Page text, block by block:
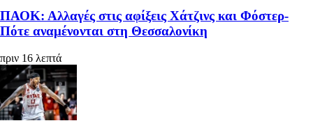
ΠΑΟΚ: Αλλαγές στις αφίξεις Χάτζινς και Φόστερ-
Πότε αναμένονται στη Θεσσαλονίκη
πριν 16 λεπτά